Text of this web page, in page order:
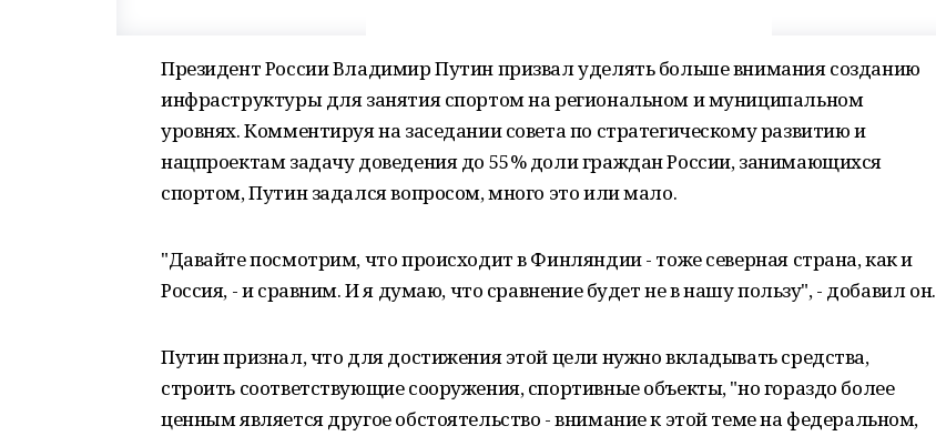
Президент России Владимир Путин призвал уделять больше внимания созданию
инфраструктуры для занятия спортом на региональном и муниципальном
уровнях. Комментируя на заседании совета по стратегическому развитию и
нацпроектам задачу доведения до 55% доли граждан России, занимающихся
спортом, Путин задался вопросом, много это или мало.
"Давайте посмотрим, что происходит в Финляндии - тоже северная страна, как и
Россия, - и сравним. И я думаю, что сравнение будет не в нашу пользу", - добавил он.
Путин признал, что для достижения этой цели нужно вкладывать средства,
строить соответствующие сооружения, спортивные объекты, "но гораздо более
ценным является другое обстоятельство - внимание к этой теме на федеральном,